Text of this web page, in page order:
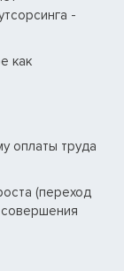
-
как
оплаты труда
(переход